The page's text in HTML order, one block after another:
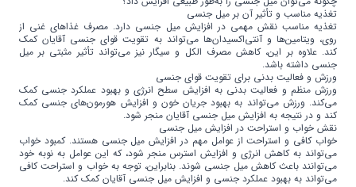
تغذیه مناسب و تأثیر آن بر میل جنسی
تغذیه مناسب نقش مهمی در افزایش میل جنسی دارد. مصرف غذاهای غنی از
روی، ویتامین‌ها و آنتی‌اکسیدان‌ها می‌تواند به تقویت قوای جنسی آقایان کمک
کند. علاوه بر این، کاهش مصرف الکل و سیگار نیز می‌تواند تأثیر مثبتی بر میل
جنسی داشته باشد.
ورزش و فعالیت بدنی برای تقویت قوای جنسی
ورزش منظم و فعالیت بدنی به افزایش سطح انرژی و بهبود عملکرد جنسی کمک
می‌کند. ورزش می‌تواند به بهبود جریان خون و افزایش هورمون‌های جنسی کمک
کند و در نتیجه به افزایش میل جنسی آقایان منجر شود.
نقش خواب و استراحت در افزایش میل جنسی
خواب کافی و استراحت از عوامل مهم در افزایش میل جنسی هستند. کمبود خواب
می‌تواند به کاهش انرژی و افزایش استرس منجر شود، که این عوامل به نوبه خود
می‌توانند باعث کاهش میل جنسی شوند. بنابراین، توجه به خواب و استراحت کافی
می‌تواند به بهبود عملکرد جنسی و افزایش میل جنسی آقایان کمک کند.